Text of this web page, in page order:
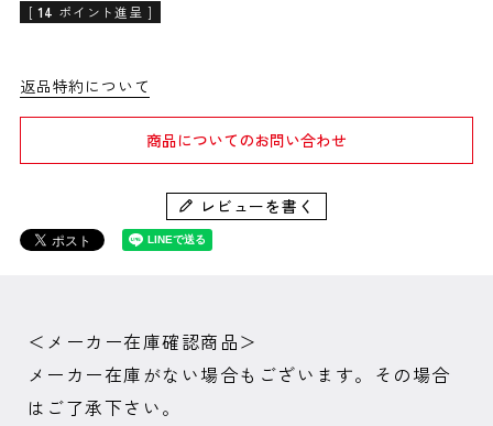
[ 14 ポイント進呈 ]
返品特約について
商品についてのお問い合わせ
レビューを書く
＜メーカー在庫確認商品＞
メーカー在庫がない場合もございます。その場合
はご了承下さい。